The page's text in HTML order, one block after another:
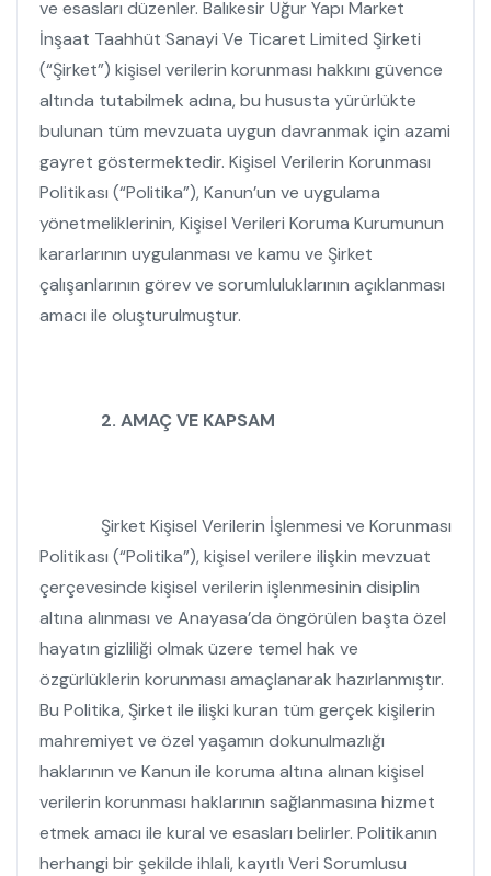
ve esasları düzenler. Balıkesir Uğur Yapı Market
İnşaat Taahhüt Sanayi Ve Ticaret Limited Şirketi
(“Şirket”) kişisel verilerin korunması hakkını güvence
altında tutabilmek adına, bu hususta yürürlükte
bulunan tüm mevzuata uygun davranmak için azami
gayret göstermektedir. Kişisel Verilerin Korunması
Politikası (“Politika”), Kanun’un ve uygulama
yönetmeliklerinin, Kişisel Verileri Koruma Kurumunun
kararlarının uygulanması ve kamu ve Şirket
çalışanlarının görev ve sorumluluklarının açıklanması
amacı ile oluşturulmuştur.
2. AMAÇ VE KAPSAM
Şirket Kişisel Verilerin İşlenmesi ve Korunması
Politikası (“Politika”), kişisel verilere ilişkin mevzuat
çerçevesinde kişisel verilerin işlenmesinin disiplin
altına alınması ve Anayasa’da öngörülen başta özel
hayatın gizliliği olmak üzere temel hak ve
özgürlüklerin korunması amaçlanarak hazırlanmıştır.
Bu Politika, Şirket ile ilişki kuran tüm gerçek kişilerin
mahremiyet ve özel yaşamın dokunulmazlığı
haklarının ve Kanun ile koruma altına alınan kişisel
verilerin korunması haklarının sağlanmasına hizmet
etmek amacı ile kural ve esasları belirler. Politikanın
herhangi bir şekilde ihlali, kayıtlı Veri Sorumlusu